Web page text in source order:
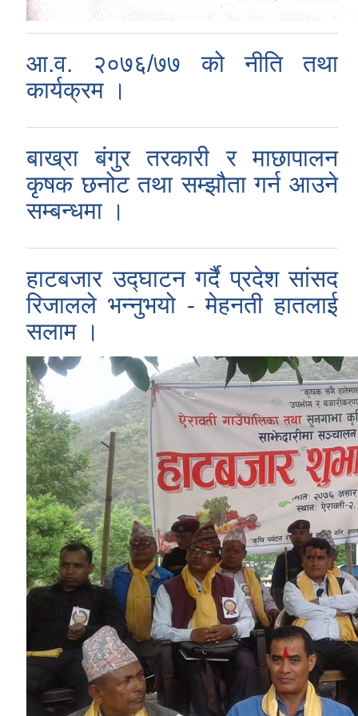
आ.व. २०७६/७७ को नीति तथा
कार्यक्रम ।
बाख्रा बंगुर तरकारी र माछापालन
कृषक छनोट तथा सम्झौता गर्न आउने
सम्बन्धमा ।
हाटबजार उद्घाटन गर्दै प्रदेश सांसद
रिजालले भन्नुभयो - मेहनती हातलाई
सलाम ।